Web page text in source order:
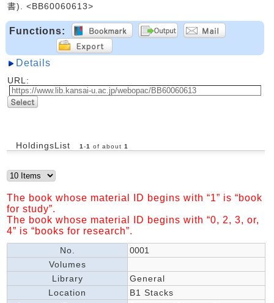
書). <BB60060613>
Functions:
Details
URL:
HoldingsList 1 -1 of about 1
The book whose material ID begins with “1” is “book
for study”.
The book whose material ID begins with “0, 2, 3, or,
4” is “books for research”.
No.
0001
Volumes
Library
General
Location
B1 Stacks